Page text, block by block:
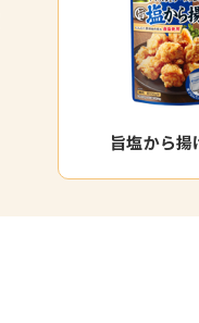
旨塩から揚